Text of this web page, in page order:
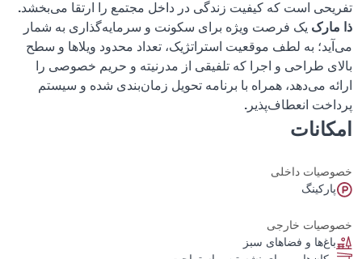
تفریحی است که کیفیت زندگی در داخل مجتمع را ارتقا می‌بخشد.
ذا مارک یک فرصت ویژه برای سکونت و سرمایه‌گذاری به شمار
می‌آید؛ به لطف موقعیت استراتژیک، تعداد محدود ویلاها و سطح
بالای طراحی و اجرا که تلفیقی از مدرنیته و حریم خصوصی را
ارائه می‌دهد، همراه با برنامه تحویل زمان‌بندی شده و سیستم
پرداخت انعطاف‌پذیر .
امکانات
خصوصیات داخلی
پارکینگ
خصوصیات خارجی
باغ‌ها و فضاهای سبز